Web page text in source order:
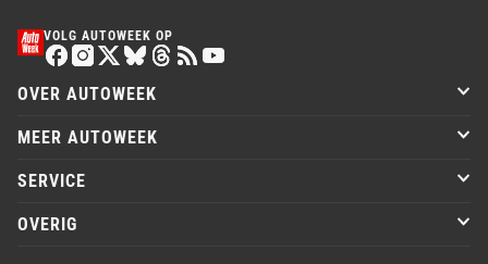
VOLG AUTOWEEK OP
OVER AUTOWEEK
MEER AUTOWEEK
SERVICE
OVERIG